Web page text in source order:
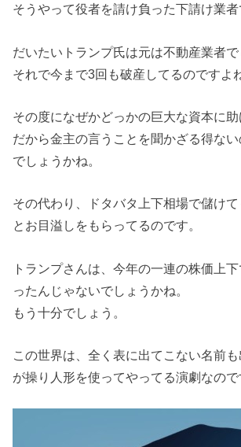
そうやって役者を請け負った下請け業者
だいたいトランプ氏は元は不動産業者で
それで今まで3回も破産してるのですよ
その度になぜかどっかの巨大な資本に助
だから金主の言うことを聞かざる得な
でしょうかね。
その代わり、ドタバタ上下相場で儲けて
とお目溢しをもらってるのです。
トランプさんは、今年の一連の株価上
ったんじゃないでしょうかね。
もう十分でしょう。
この世界は、全く表に出てこない名前
が操り人形を使ってやってる演劇なので